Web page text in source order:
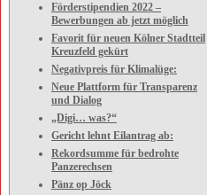
Förderstipendien 2022 –
Bewerbungen ab jetzt möglich
Favorit für neuen Kölner Stadtteil
Kreuzfeld gekürt
Negativpreis für Klimalüge:
Neue Plattform für Transparenz
und Dialog
„Digi… was?“
Gericht lehnt Eilantrag ab:
Rekordsumme für bedrohte
Panzerechsen
Pänz op Jöck